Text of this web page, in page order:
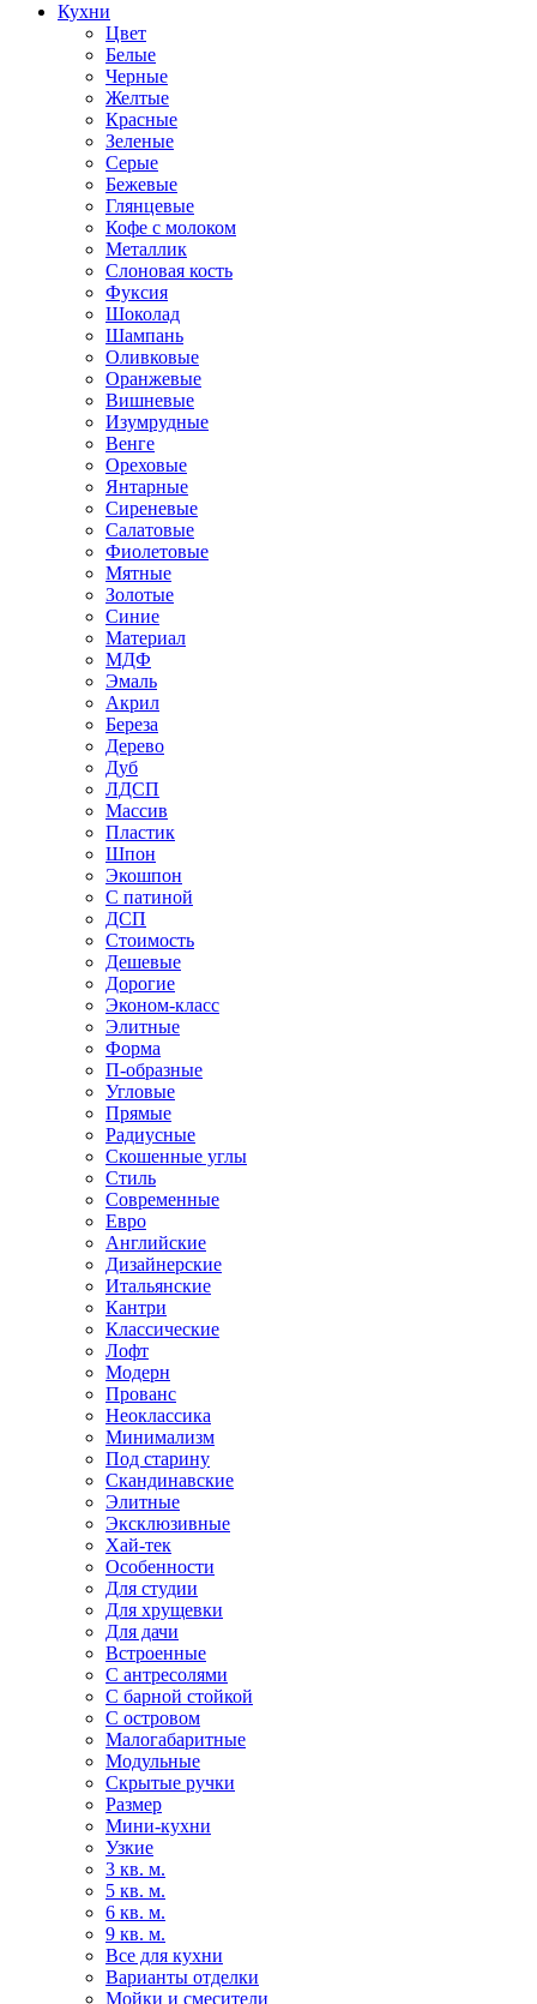
Кухни
Цвет
Белые
Черные
Желтые
Красные
Зеленые
Серые
Бежевые
Глянцевые
Кофе с молоком
Металлик
Слоновая кость
Фуксия
Шоколад
Шампань
Оливковые
Оранжевые
Вишневые
Изумрудные
Венге
Ореховые
Янтарные
Сиреневые
Салатовые
Фиолетовые
Мятные
Золотые
Синие
Материал
МДФ
Эмаль
Акрил
Береза
Дерево
Дуб
ЛДСП
Массив
Пластик
Шпон
Экошпон
С патиной
ДСП
Стоимость
Дешевые
Дорогие
Эконом-класс
Элитные
Форма
П-образные
Угловые
Прямые
Радиусные
Скошенные углы
Стиль
Современные
Евро
Английские
Дизайнерские
Итальянские
Кантри
Классические
Лофт
Модерн
Прованс
Неоклассика
Минимализм
Под старину
Скандинавские
Элитные
Эксклюзивные
Хай-тек
Особенности
Для студии
Для хрущевки
Для дачи
Встроенные
С антресолями
С барной стойкой
С островом
Малогабаритные
Модульные
Скрытые ручки
Размер
Мини-кухни
Узкие
3 кв. м.
5 кв. м.
6 кв. м.
9 кв. м.
Все для кухни
Варианты отделки
Мойки и смесители